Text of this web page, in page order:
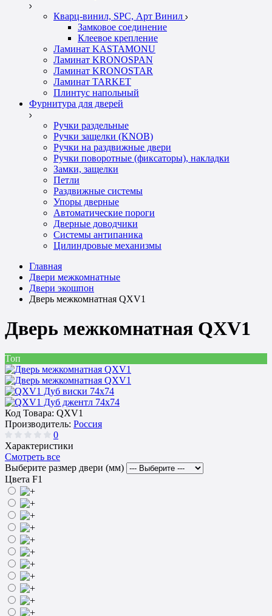
Кварц-винил, SPC, Арт Винил
Замковое соединение
Клеевое крепление
Ламинат KASTAMONU
Ламинат KRONOSPAN
Ламинат KRONOSTAR
Ламинат TARKET
Плинтус напольный
Фурнитура для дверей
Ручки раздельные
Ручки защелки (KNOB)
Ручки на раздвижные двери
Ручки поворотные (фиксаторы), накладки
Замки, защелки
Петли
Раздвижные системы
Упоры дверные
Автоматические пороги
Дверные доводчики
Системы антипаника
Цилиндровые механизмы
Главная
Двери межкомнатные
Двери экошпон
Дверь межкомнатная QXV1
Дверь межкомнатная QXV1
Топ
Код Товара: QXV1
Производитель: Россия
0
Характеристики
Смотреть все
Выберите размер двери (мм)
Цвета F1